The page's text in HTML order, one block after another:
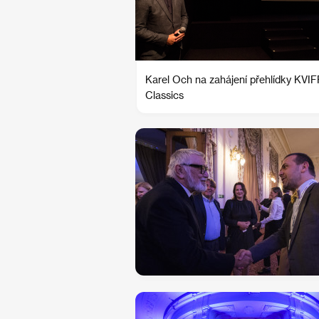
Karel Och na zahájení přehlídky
Classics